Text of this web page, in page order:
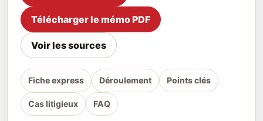
Télécharger le mémo PDF
Voir les sources
Fiche express Déroulement Points clés
Cas litigieux FAQ